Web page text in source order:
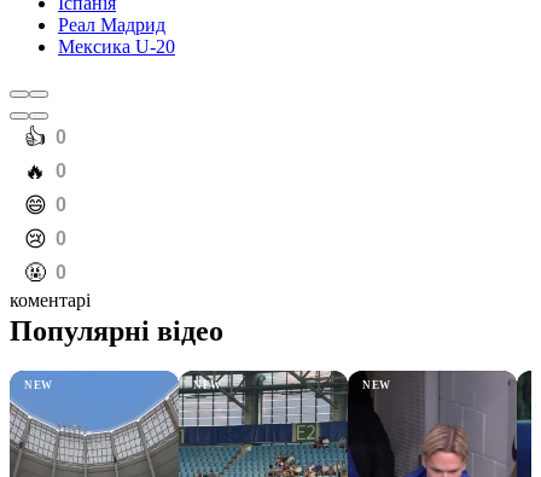
Реал Мадрид
Мексика U-20
️👍 0
️🔥 0
️😄 0
️😢 0
️🤬 0
коментарі